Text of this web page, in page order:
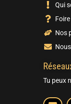
Qui
Nos
Tu peux